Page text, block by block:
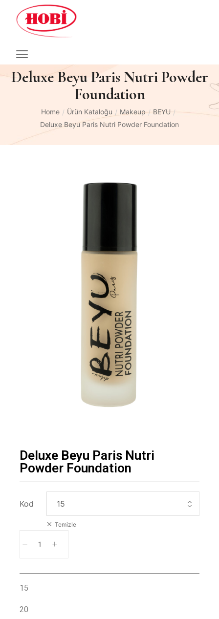
Deluxe Beyu Paris Nutri Powder
Foundation
Home / Ürün Kataloğu / Makeup / BEYU /
Deluxe Beyu Paris Nutri Powder Foundation
Deluxe Beyu Paris Nutri
Powder Foundation
Kod
Temizle
15
20